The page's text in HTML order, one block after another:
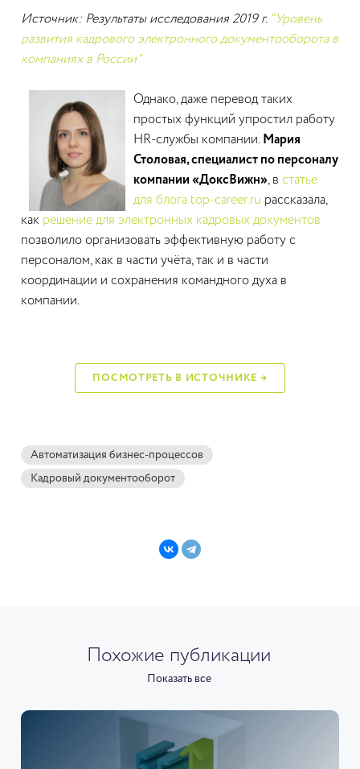
Источник: Результаты исследования 2019 г. "Уровень
развития кадрового электронного документооборота в
компаниях в России"
Однако, даже перевод таких
простых функций упростил работу
HR-службы компании. Мария
Столовая, специалист по персоналу
компании «ДоксВижн», в статье
для блога top-career.ru рассказала,
как решение для электронных кадровых документов
позволило организовать эффективную работу с
персоналом, как в части учёта, так и в части
координации и сохранения командного духа в
компании.
ПОСМОТРЕТЬ В ИСТОЧНИКЕ →
Автоматизация бизнес-процессов
Кадровый документооборот
Похожие публикации
Показать все